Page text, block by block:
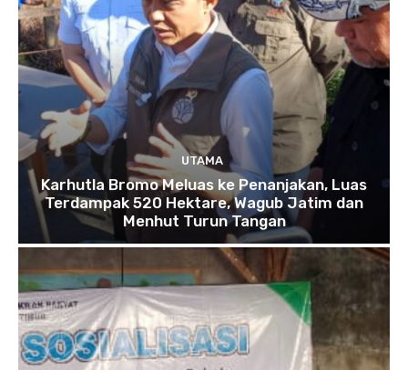
UTAMA
Karhutla Bromo Meluas ke Penanjakan, Luas
Terdampak 520 Hektare, Wagub Jatim dan
Menhut Turun Tangan